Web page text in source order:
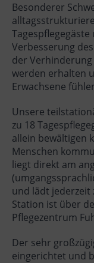
Besonderer
Verbesserung
der
werden erhalten
Erwachsene
Unsere
zu 18
allein bewältigen
Menschen
liegt direkt am
und lädt jederzeit
Station ist über
Pflegezentrum
Der sehr
eingerichtet und